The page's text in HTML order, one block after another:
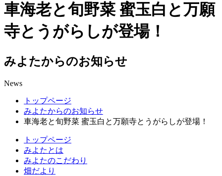
車海老と旬野菜 蜜玉白と万願
寺とうがらしが登場！
みよたからのお知らせ
News
トップページ
みよたからのお知らせ
車海老と旬野菜 蜜玉白と万願寺とうがらしが登場！
トップページ
みよたとは
みよたのこだわり
畑だより